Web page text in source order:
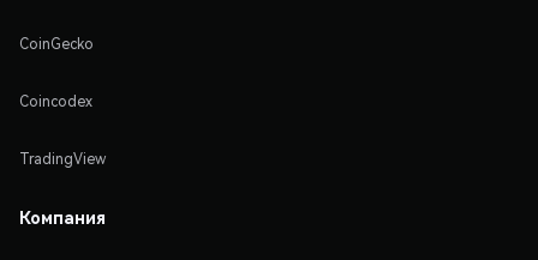
CoinGecko
Coincodex
TradingView
Компания